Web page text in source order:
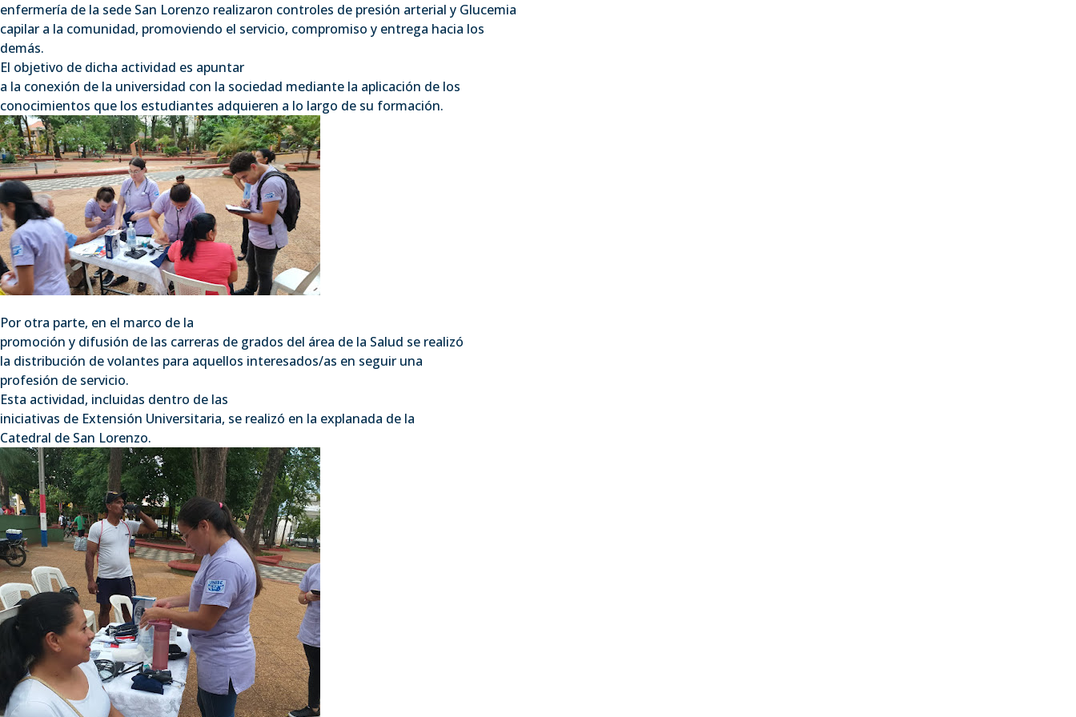
enfermería de la sede San Lorenzo realizaron controles de presión arterial y Glucemia
capilar a la comunidad, promoviendo el servicio, compromiso y entrega hacia los
demás.
El objetivo de dicha actividad es apuntar
a la conexión de la universidad con la sociedad mediante la aplicación de los
conocimientos que los estudiantes adquieren a lo largo de su formación.
Por otra parte, en el marco de la
promoción y difusión de las carreras de grados del área de la Salud se realizó
la distribución de volantes para aquellos interesados/as en seguir una
profesión de servicio.
Esta actividad, incluidas dentro de las
iniciativas de Extensión Universitaria, se realizó en la explanada de la
Catedral de San Lorenzo.